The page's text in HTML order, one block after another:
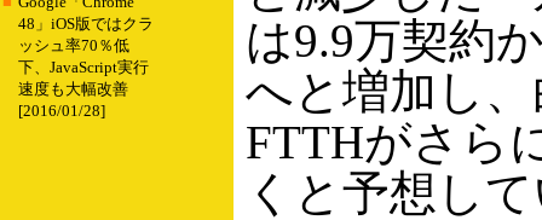
48」iOS版ではクラ
ッシュ率70％低
下、JavaScript実行
速度も大幅改善
[2016/01/28]
は9.9万契約
へと増加し
FTTHがさら
くと予想し